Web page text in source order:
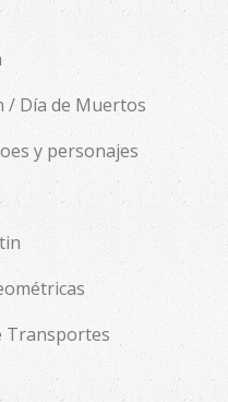
/ Día de Muertos
y personajes
Transportes